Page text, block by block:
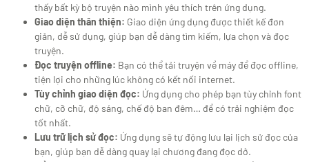
thấy bất kỳ bộ truyện nào mình yêu thích trên ứng dụng.
Giao diện thân thiện: Giao diện ứng dụng được thiết kế đơn
giản, dễ sử dụng, giúp bạn dễ dàng tìm kiếm, lựa chọn và đọc
truyện.
Đọc truyện offline: Bạn có thể tải truyện về máy để đọc offline,
tiện lợi cho những lúc không có kết nối internet.
Tùy chỉnh giao diện đọc: Ứng dụng cho phép bạn tùy chỉnh font
chữ, cỡ chữ, độ sáng, chế độ ban đêm… để có trải nghiệm đọc
tốt nhất.
Lưu trữ lịch sử đọc: Ứng dụng sẽ tự động lưu lại lịch sử đọc của
bạn, giúp bạn dễ dàng quay lại chương đang đọc dở.